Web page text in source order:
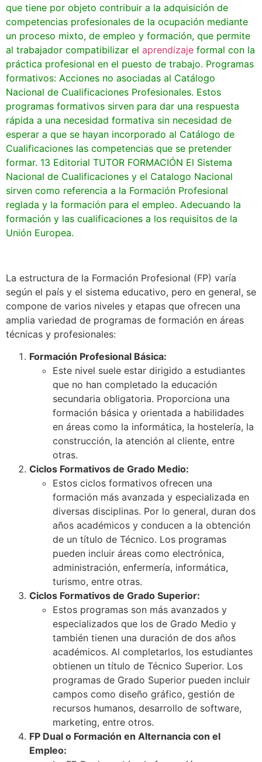
que tiene por objeto contribuir a la adquisición de
competencias profesionales de la ocupación mediante
un proceso mixto, de empleo y formación, que permite
al trabajador compatibilizar el aprendizaje formal con la
práctica profesional en el puesto de trabajo. Programas
formativos: Acciones no asociadas al Catálogo
Nacional de Cualificaciones Profesionales. Estos
programas formativos sirven para dar una respuesta
rápida a una necesidad formativa sin necesidad de
esperar a que se hayan incorporado al Catálogo de
Cualificaciones las competencias que se pretender
formar. 13 Editorial TUTOR FORMACIÓN El Sistema
Nacional de Cualificaciones y el Catalogo Nacional
sirven como referencia a la Formación Profesional
reglada y la formación para el empleo. Adecuando la
formación y las cualificaciones a los requisitos de la
Unión Europea.
La estructura de la Formación Profesional (FP) varía
según el país y el sistema educativo, pero en general, se
compone de varios niveles y etapas que ofrecen una
amplia variedad de programas de formación en áreas
técnicas y profesionales:
Formación Profesional Básica:
Este nivel suele estar dirigido a estudiantes
que no han completado la educación
secundaria obligatoria. Proporciona una
formación básica y orientada a habilidades
en áreas como la informática, la hostelería, la
construcción, la atención al cliente, entre
otras.
Ciclos Formativos de Grado Medio:
Estos ciclos formativos ofrecen una
formación más avanzada y especializada en
diversas disciplinas. Por lo general, duran dos
años académicos y conducen a la obtención
de un título de Técnico. Los programas
pueden incluir áreas como electrónica,
administración, enfermería, informática,
turismo, entre otras.
Ciclos Formativos de Grado Superior:
Estos programas son más avanzados y
especializados que los de Grado Medio y
también tienen una duración de dos años
académicos. Al completarlos, los estudiantes
obtienen un título de Técnico Superior. Los
programas de Grado Superior pueden incluir
campos como diseño gráfico, gestión de
recursos humanos, desarrollo de software,
marketing, entre otros.
FP Dual o Formación en Alternancia con el
Empleo: